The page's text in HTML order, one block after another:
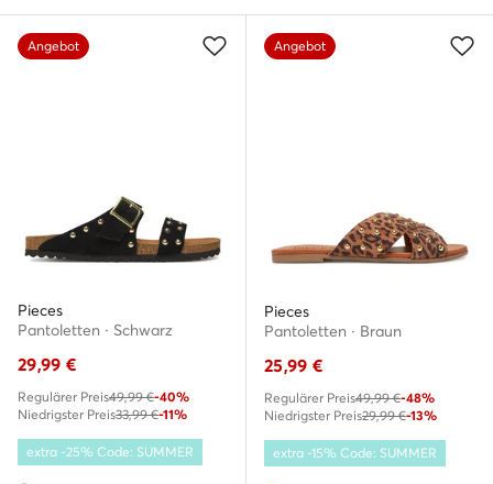
Angebot
Pieces
Pantoletten · Schwarz
29,99 €
Regulärer Preis49,99 €-40%
Niedrigster Preis33,99 €-11%
extra -25% Code: SUMMER
Angebot
Pieces
Pantoletten · Braun
25,99 €
Regulärer Preis49,99 €-48%
Niedrigster Preis29,99 €-13%
extra -15% Code: SUMMER